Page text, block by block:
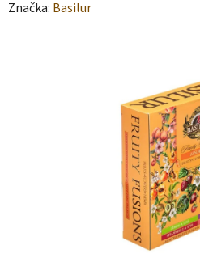
hodnotenie
Značka: Basilur